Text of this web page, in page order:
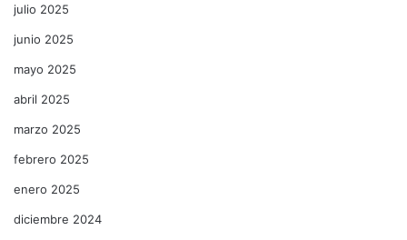
julio 2025
junio 2025
mayo 2025
abril 2025
marzo 2025
febrero 2025
enero 2025
diciembre 2024